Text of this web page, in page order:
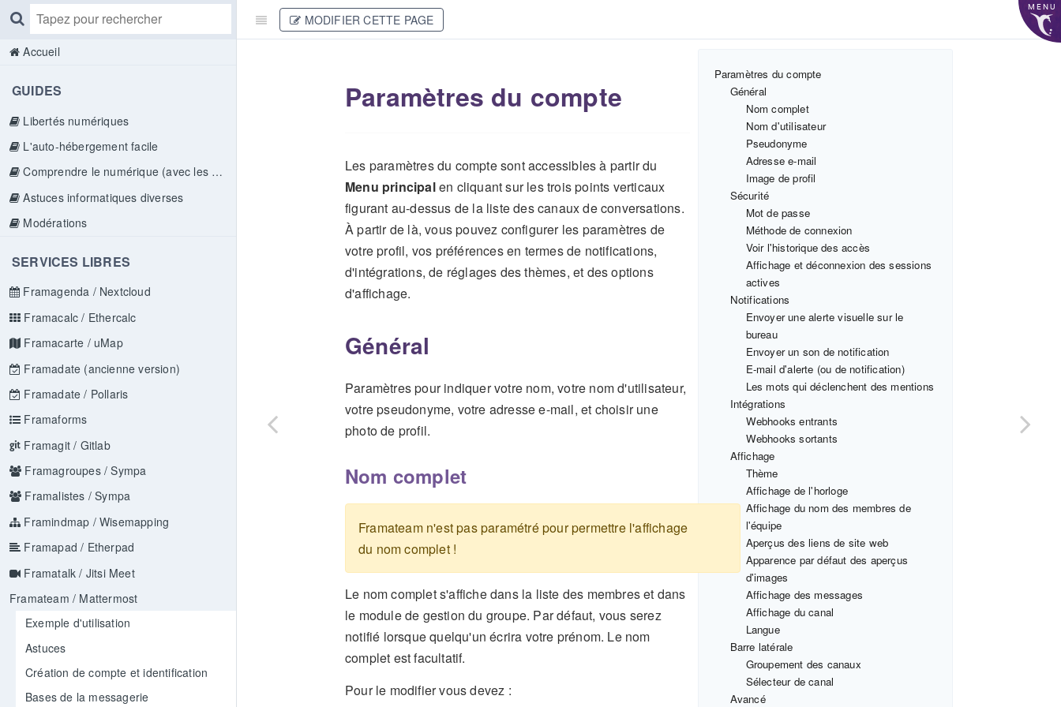
MENU
Accueil
GUIDES
Libertés numériques
L'auto-hébergement facile
Comprendre le numérique (avec les doigts)
Astuces informatiques diverses
Modérations
SERVICES LIBRES
Framagenda / Nextcloud
Framacalc / Ethercalc
Framacarte / uMap
Framadate (ancienne version)
Framadate / Pollaris
Framaforms
Framagit / Gitlab
Framagroupes / Sympa
Framalistes / Sympa
Framindmap / Wisemapping
Framapad / Etherpad
Framatalk / Jitsi Meet
Framateam / Mattermost
Exemple d'utilisation
Astuces
Création de compte et identification
Bases de la messagerie
MODIFIER CETTE PAGE
Paramètres du compte
Général
Nom complet
Nom d'utilisateur
Pseudonyme
Adresse e-mail
Image de profil
Sécurité
Mot de passe
Méthode de connexion
Voir l'historique des accès
Affichage et déconnexion des sessions
actives
Notifications
Envoyer une alerte visuelle sur le
bureau
Envoyer un son de notification
E-mail d'alerte (ou de notification)
Les mots qui déclenchent des mentions
Intégrations
Webhooks entrants
Webhooks sortants
Affichage
Thème
Affichage de l'horloge
Affichage du nom des membres de
l'équipe
Aperçus des liens de site web
Apparence par défaut des aperçus
d'images
Affichage des messages
Affichage du canal
Langue
Barre latérale
Groupement des canaux
Sélecteur de canal
Avancé
Paramètres du compte
Les paramètres du compte sont accessibles à partir du
Menu principalen cliquant sur les trois points verticaux
figurant au-dessus de la liste des canaux de conversations.
À partir de là, vous pouvez configurer les paramètres de
votre profil, vos préférences en termes de notifications,
d'intégrations, de réglages des thèmes, et des options
d'affichage.
Général
Paramètres pour indiquer votre nom, votre nom d'utilisateur,
votre pseudonyme, votre adresse e-mail, et choisir une
photo de profil.
Nom complet
Framateam n'est pas paramétré pour permettre l'affichage
du nom complet !
Le nom complet s'affiche dans la liste des membres et dans
le module de gestion du groupe. Par défaut, vous serez
notifié lorsque quelqu'un écrira votre prénom. Le nom
complet est facultatif.
Pour le modifier vous devez :